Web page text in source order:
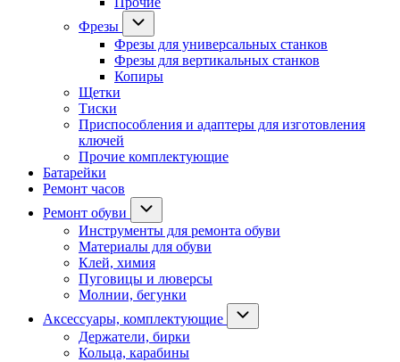
Фрезы
Фрезы для универсальных станков
Фрезы для вертикальных станков
Копиры
Щетки
Тиски
Приспособления и адаптеры для изготовления
ключей
Прочие комплектующие
Батарейки
Ремонт часов
Ремонт обуви
Инструменты для ремонта обуви
Материалы для обуви
Клей, химия
Пуговицы и люверсы
Молнии, бегунки
Аксессуары, комплектующие
Держатели, бирки
Кольца, карабины